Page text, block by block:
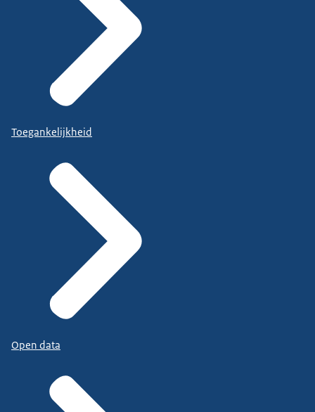
Toegankelijkheid
Open data